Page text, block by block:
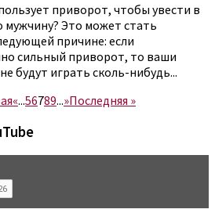
приворот, чтобы увести в
мужчину? Это может стать
причине: если
сильный приворот, то ваши
будут играть сколь-нибудь...
«...56789...»Последняя »